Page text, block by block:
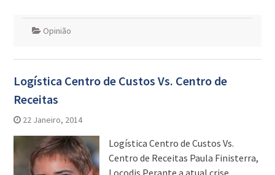
Opinião
Logística Centro de Custos Vs. Centro de
Receitas
22 Janeiro, 2014
Logística Centro de Custos Vs.
Centro de Receitas Paula Finisterra,